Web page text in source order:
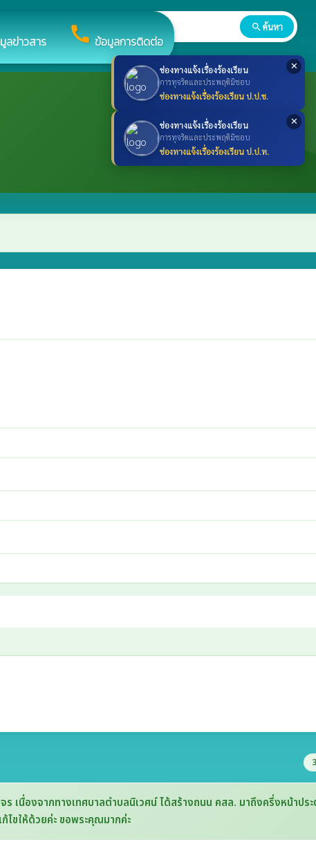
✕
ช่องทางแจ้งเรื่องร้องเรียน
การทุจริตและประพฤติมิชอบ
ช่องทางแจ้งเรื่องร้องเรียน ป.ป.ช.
✕
ช่องทางแจ้งเรื่องร้องเรียน
การทุจริตและประพฤติมิชอบ
ช่องทางแจ้งเรื่องร้องเรียน ป.ป.ท.
ลข่าวสาร call ข้อมูลการติดต่อ
search ค้นหา
เนื่องจากทางเทศบาลตำบลนิเวศน์ ได้สร้างถนน คสล. มาถึงครึ่งหน้าปร
ไขให้ด้วยค่ะ ขอพระคุณมากค่ะ